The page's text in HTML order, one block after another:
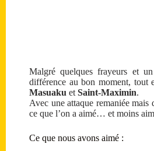
Malgré quelques frayeurs et
différence au bon moment, tout
Masuaku et Saint-Maximin.
Avec une attaque remaniée mais
ce que l’on a aimé… et moins
Ce que nous avons aimé :